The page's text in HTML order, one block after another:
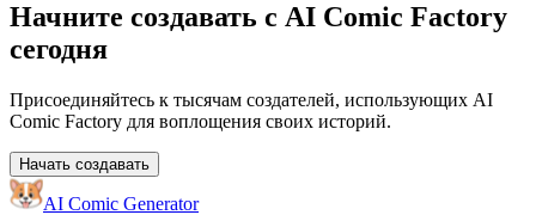
Начните создавать с AI Comic Factory
сегодня
Присоединяйтесь к тысячам создателей, использующих AI
Comic Factory для воплощения своих историй.
Начать создавать
AI Comic Generator